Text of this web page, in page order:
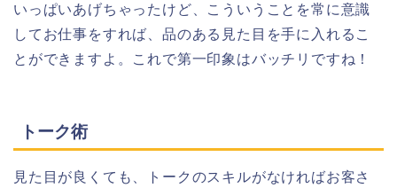
いっぱいあげちゃったけど、こういうことを常に意識
してお仕事をすれば、品のある見た目を手に入れるこ
とができますよ。これで第一印象はバッチリですね！
トーク術
見た目が良くても、トークのスキルがなければお客さ